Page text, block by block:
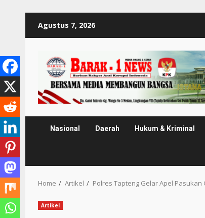
Agustus 7, 2026
Nasional Daerah Hukum & Kriminal
Home Artikel Polres Tapteng Gelar Apel Pasukan
Artikel